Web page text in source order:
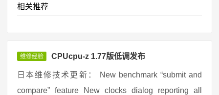
相关推荐
维修经验 CPUcpu-z 1.77版低调发布
日本维修技术更新： New benchmark “submit and
compare” feature New clocks dialog reporting all